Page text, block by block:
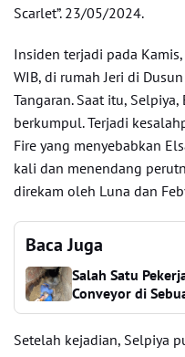
Scarlet”. 23/05/2024.
Insiden terjadi pada
WIB, di rumah Jeri di
Tangaran. Saat itu,
berkumpul. Terjadi
Fire yang menyebabkan
kali dan menendang
direkam oleh Luna dan
Baca Juga
Salah Satu
Conveyor di
Setelah kejadian, Selpiya